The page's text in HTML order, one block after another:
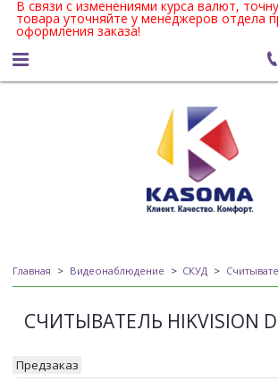
В связи с изменениями курса валют,
товара уточняйте у менеджеров отдела
оформления заказа!
Главная Видеонаблюдение СКУД
СЧИТЫВАТЕЛЬ HIKVISION
Предзаказ